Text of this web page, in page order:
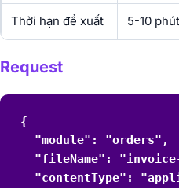
Thời hạn đề xuất 5-10
Request
{
  "module": "orders",
"fileName":
"contentType":